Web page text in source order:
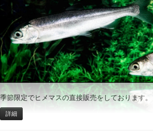
季節限定でヒメマスの直接販売をしております。
詳細